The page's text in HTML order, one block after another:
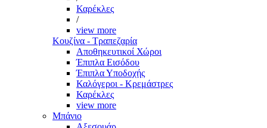
Καρέκλες
/
view more
Κουζίνα - Τραπεζαρία
Αποθηκευτικοί Χώροι
Έπιπλα Εισόδου
Έπιπλα Υποδοχής
Καλόγεροι - Κρεμάστρες
Καρέκλες
view more
Μπάνιο